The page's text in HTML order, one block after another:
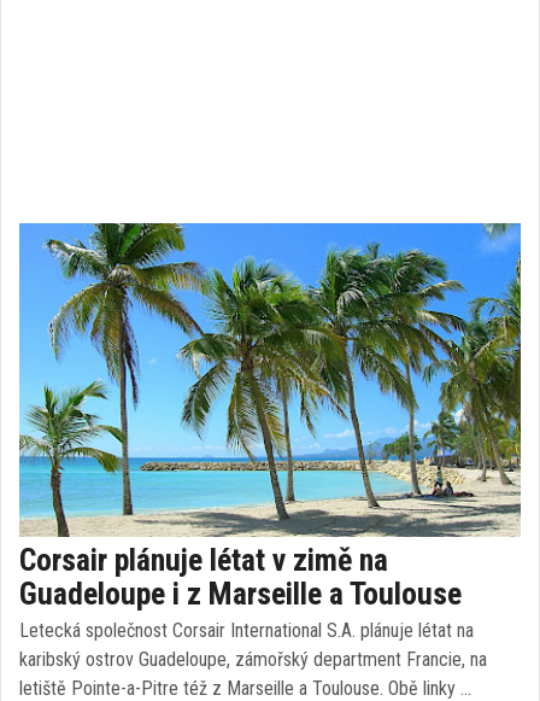
Corsair plánuje létat v zimě na
Guadeloupe i z Marseille a Toulouse
Letecká společnost Corsair International S.A. plánuje létat na
karibský ostrov Guadeloupe, zámořský department Francie, na
letiště Pointe-a-Pitre též z Marseille a Toulouse. Obě linky …